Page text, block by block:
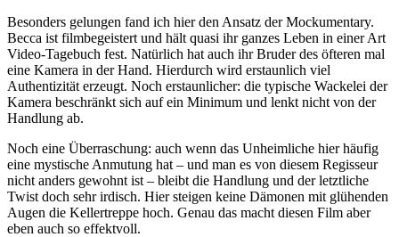
Besonders gelungen fand ich hier den Ansatz der Mockumentary.
Becca ist filmbegeistert und hält quasi ihr ganzes Leben in einer Art
Video-Tagebuch fest. Natürlich hat auch ihr Bruder des öfteren mal
eine Kamera in der Hand. Hierdurch wird erstaunlich viel
Authentizität erzeugt. Noch erstaunlicher: die typische Wackelei der
Kamera beschränkt sich auf ein Minimum und lenkt nicht von der
Handlung ab.
Noch eine Überraschung: auch wenn das Unheimliche hier häufig
eine mystische Anmutung hat – und man es von diesem Regisseur
nicht anders gewohnt ist – bleibt die Handlung und der letztliche
Twist doch sehr irdisch. Hier steigen keine Dämonen mit glühenden
Augen die Kellertreppe hoch. Genau das macht diesen Film aber
eben auch so effektvoll.